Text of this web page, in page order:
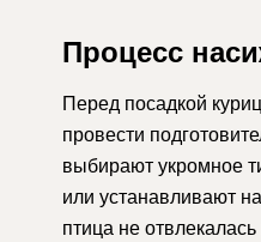
Процесс
Перед посадкой
провести
выбирают укромное
или устанавливают
птица не